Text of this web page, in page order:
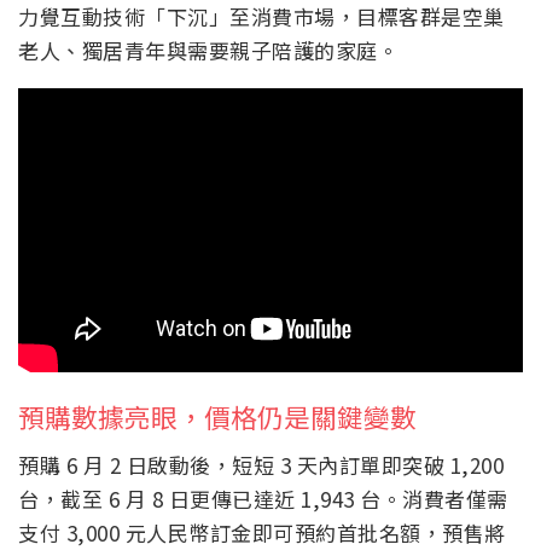
力覺互動技術「下沉」至消費市場，目標客群是空巢
老人、獨居青年與需要親子陪護的家庭。
預購數據亮眼，價格仍是關鍵變數
預購 6 月 2 日啟動後，短短 3 天內訂單即突破 1,200
台，截至 6 月 8 日更傳已達近 1,943 台。消費者僅需
支付 3,000 元人民幣訂金即可預約首批名額，預售將